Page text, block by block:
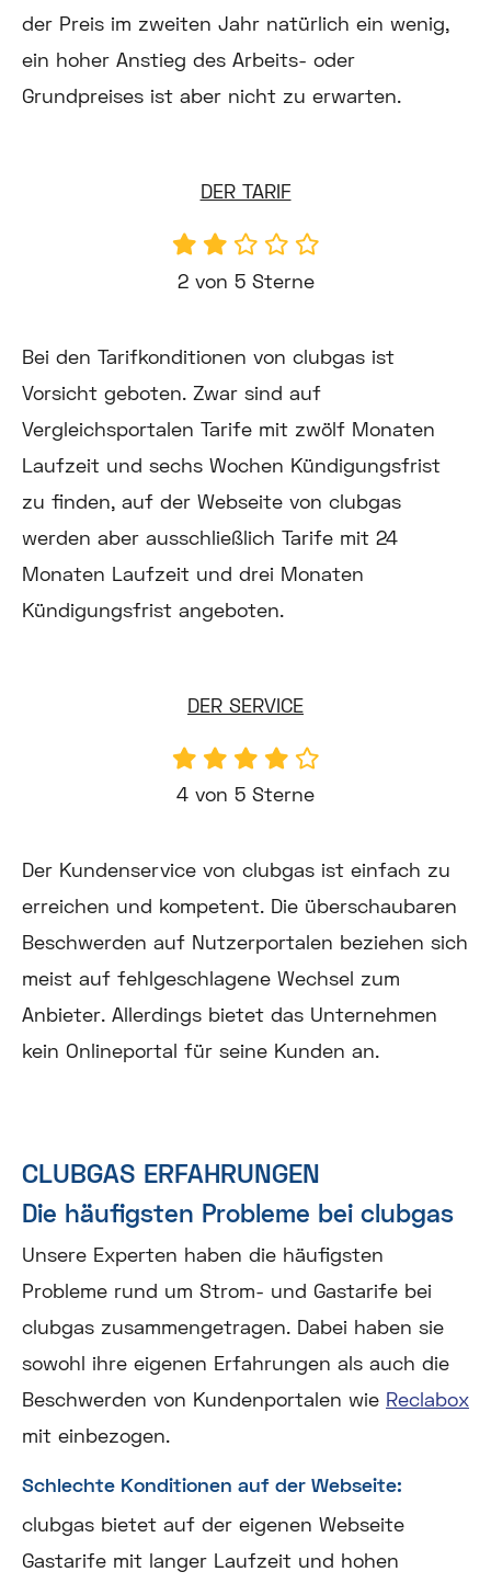
der Preis im zweiten Jahr natürlich ein wenig,
ein hoher Anstieg des Arbeits- oder
Grundpreises ist aber nicht zu erwarten.
DER TARIF
2 von 5 Sterne
Bei den Tarifkonditionen von clubgas ist
Vorsicht geboten. Zwar sind auf
Vergleichsportalen Tarife mit zwölf Monaten
Laufzeit und sechs Wochen Kündigungsfrist
zu finden, auf der Webseite von clubgas
werden aber ausschließlich Tarife mit 24
Monaten Laufzeit und drei Monaten
Kündigungsfrist angeboten.
DER SERVICE
4 von 5 Sterne
Der Kundenservice von clubgas ist einfach zu
erreichen und kompetent. Die überschaubaren
Beschwerden auf Nutzerportalen beziehen sich
meist auf fehlgeschlagene Wechsel zum
Anbieter. Allerdings bietet das Unternehmen
kein Onlineportal für seine Kunden an.
CLUBGAS ERFAHRUNGEN
Die häufigsten Probleme bei clubgas
Unsere Experten haben die häufigsten
Probleme rund um Strom- und Gastarife bei
clubgas zusammengetragen. Dabei haben sie
sowohl ihre eigenen Erfahrungen als auch die
Beschwerden von Kundenportalen wie Reclabox
mit einbezogen.
Schlechte Konditionen auf der Webseite:
clubgas bietet auf der eigenen Webseite
Gastarife mit langer Laufzeit und hohen